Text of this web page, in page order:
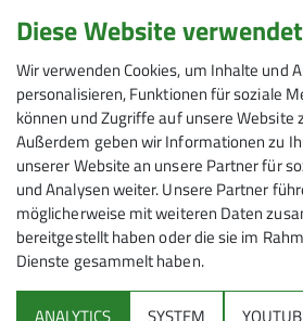
Diese Website
Wir verwenden Cookies, um Inhalte und
personalisieren, Funktionen für soziale
können und Zugriffe auf unsere Website
Außerdem geben wir Informationen zu
unserer Website an unsere Partner für
und Analysen weiter. Unsere Partner
möglicherweise mit weiteren Daten
bereitgestellt haben oder die sie im
Dienste gesammelt haben.